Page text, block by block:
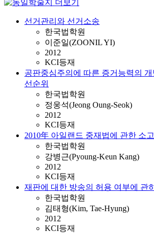
선거관리와 선거소송
한국법학원
이준일(ZOONIL YI)
2012
KCI등재
공판중심주의에 따른 증거능력의
선순위
한국법학원
정웅석(Jeong Oung-Seok)
2012
KCI등재
2010年 아일랜드 중재법에 관한 소고
한국법학원
강병근(Pyoung-Keun Kang)
2012
KCI등재
재판에 대한 방송의 허용 여부에 관
한국법학원
김태형(Kim, Tae-Hyung)
2012
KCI등재